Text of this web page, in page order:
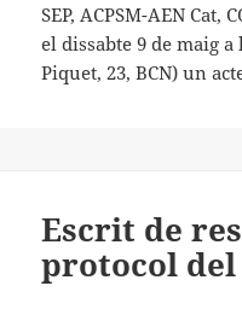
SEP, ACPSM-AEN Cat,
el dissabte 9 de maig a
Piquet, 23, BCN) un
Escrit de
protocol del